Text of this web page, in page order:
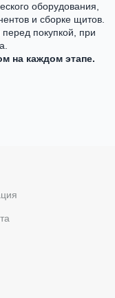
оборудования,
и сборке щитов.
покупкой, при
на каждом этапе.